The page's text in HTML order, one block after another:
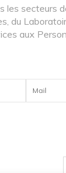
Cookies